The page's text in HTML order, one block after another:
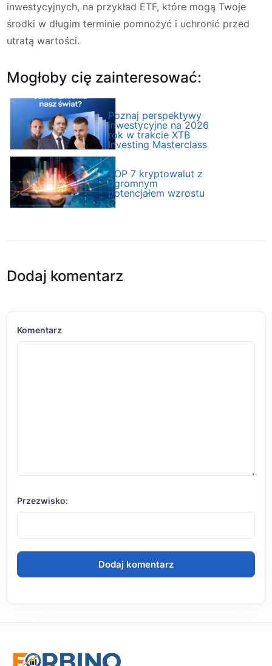
inwestycyjnych, na przykład ETF, które mogą Twoje
środki w długim terminie pomnożyć i uchronić przed
utratą wartości.
Mogłoby cię zainteresować:
Poznaj perspektywy
inwestycyjne na 2026
rok w trakcie XTB
Investing Masterclass
TOP 7 kryptowalut z
ogromnym
potencjałem wzrostu
Dodaj komentarz
Komentarz
Przezwisko: